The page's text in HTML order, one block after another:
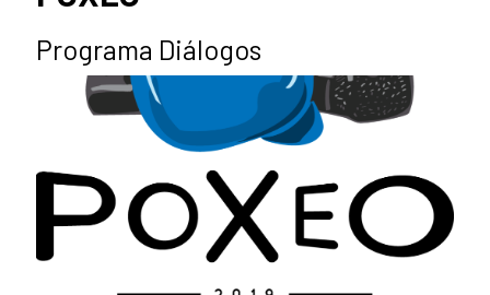
Programa Diálogos